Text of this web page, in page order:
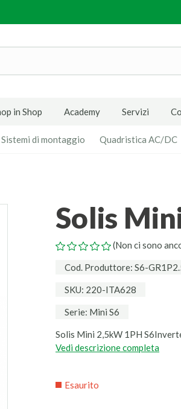
in Shop Academy Servizi
Sistemi di montaggio Quadristica AC/DC
Solis
(Non ci sono
Cod. Produttore: S6-
SKU: 220-ITA628
Serie: Mini S6
Solis Mini 2,5kW 1PH
Vedi descrizione completa
Esaurito